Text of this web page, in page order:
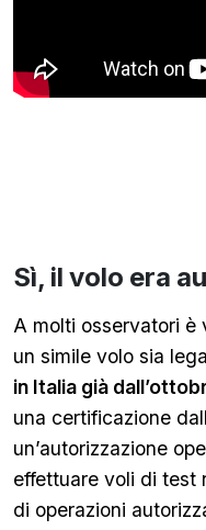
Sì, il volo era
A molti osservatori è
un simile volo sia
in Italia già
una certificazione
un’autorizzazione
effettuare voli di test
di operazioni